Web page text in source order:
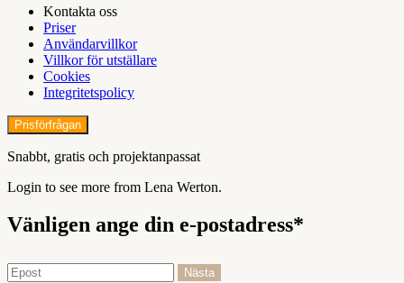
Kontakta oss
Priser
Användarvillkor
Villkor för utställare
Cookies
Integritetspolicy
Prisförfrågan
Snabbt, gratis och projektanpassat
Login to see more from Lena Werton.
Vänligen ange din e-postadress*